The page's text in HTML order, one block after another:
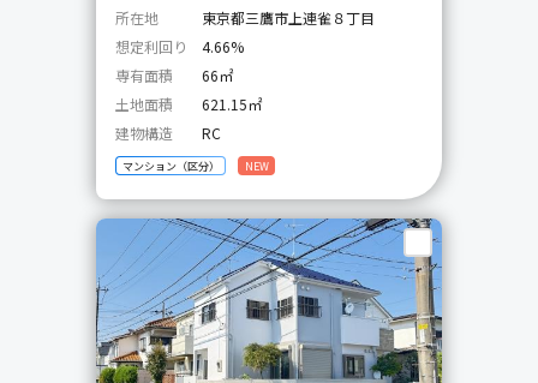
所在地
東京都三鷹市上連雀８丁目
想定利回り
4.66%
専有面積
66㎡
土地面積
621.15㎡
建物構造
RC
マンション（区分） NEW